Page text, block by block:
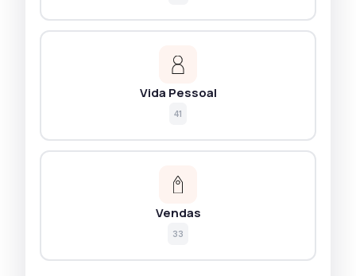
Vida Pessoal
41
Vendas
33